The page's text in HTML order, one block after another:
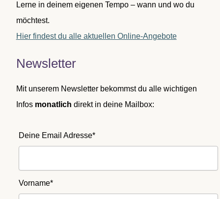
Lerne in deinem eigenen Tempo – wann und wo du
möchtest.
Hier findest du alle aktuellen Online-Angebote
Newsletter
Mit unserem Newsletter bekommst du alle wichtigen
Infos monatlich direkt in deine Mailbox:
Deine Email Adresse*
Vorname*